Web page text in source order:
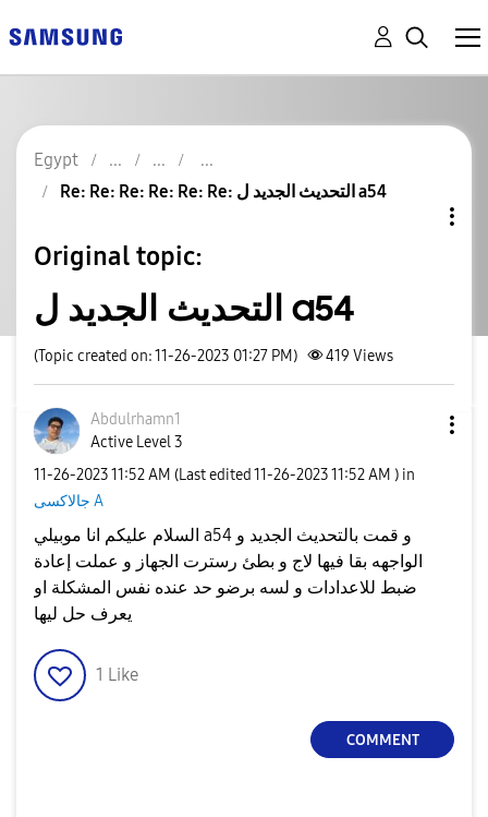
Egypt
Re: Re: Re: Re: Re: Re: التحديث الجديد ل a54
Original topic:
التحديث الجديد ل a54
(Topic created on: 11-26-2023 01:27 PM) 419 Views
Abdulrhamn1
Active Level 3
‎11-26-202311:52 AM (Last edited ‎11-26-202311:52 AM ) in
جالاكسى A
السلام عليكم انا موبيلي a54 و قمت بالتحديث الجديد و
الواجهه بقا فيها لاج و بطئ رسترت الجهاز و عملت إعادة
ضبط للاعدادات و لسه برضو حد عنده نفس المشكلة او
يعرف حل ليها
1 Like
COMMENT